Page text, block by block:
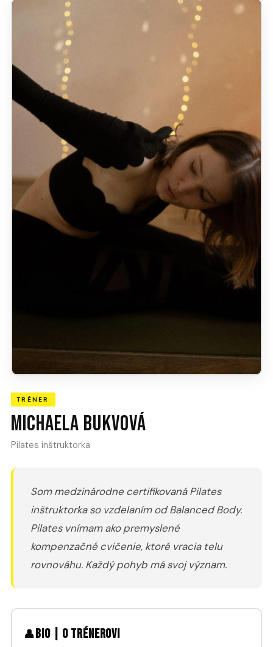
TRÉNER
Michaela Bukvová
Pilates inštruktorka
Som medzinárodne certifikovaná Pilates
inštruktorka so vzdelaním od Balanced Body.
Pilates vnímam ako premyslené
kompenzačné cvičenie, ktoré vracia telu
rovnováhu. Každý pohyb má svoj význam.
👤Bio | O trénerovi